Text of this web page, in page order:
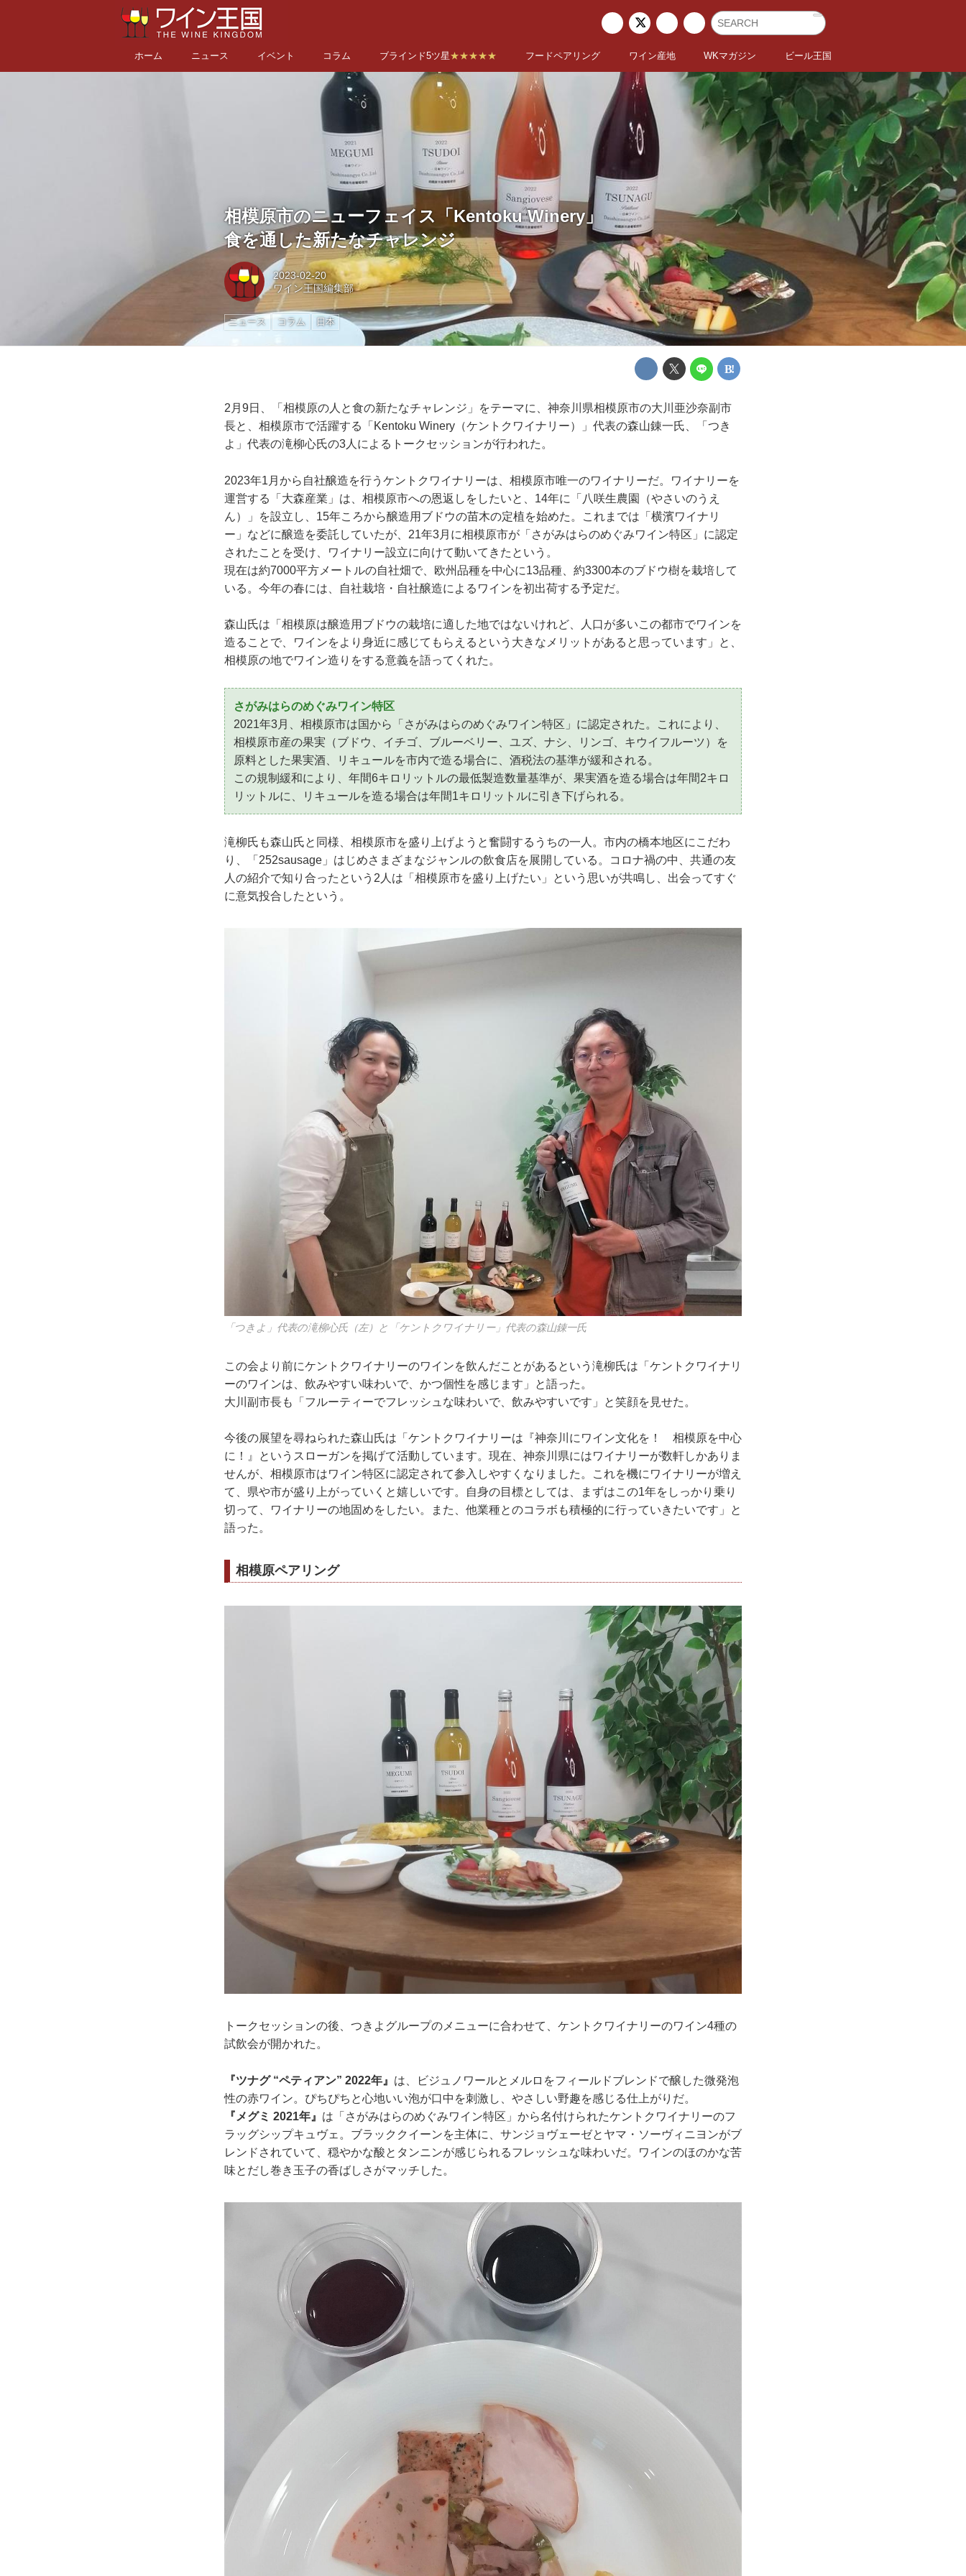
ホーム ニュース イベント コラム ブラインド5ツ星★★★★★ フードペアリング ワイン産地 WKマガジン ビール王国
相模原市のニューフェイス「Kentoku Winery」
食を通した新たなチャレンジ
2023-02-20
ワイン王国編集部
ニュース コラム 日本
2月9日、「相模原の人と食の新たなチャレンジ」をテーマに、神奈川県相模原市の大川亜沙奈副市
長と、相模原市で活躍する「Kentoku Winery（ケントクワイナリー）」代表の森山錬一氏、「つき
よ」代表の滝柳心氏の3人によるトークセッションが行われた。
2023年1月から自社醸造を行うケントクワイナリーは、相模原市唯一のワイナリーだ。ワイナリーを
運営する「大森産業」は、相模原市への恩返しをしたいと、14年に「八咲生農園（やさいのうえ
ん）」を設立し、15年ころから醸造用ブドウの苗木の定植を始めた。これまでは「横濱ワイナリ
ー」などに醸造を委託していたが、21年3月に相模原市が「さがみはらのめぐみワイン特区」に認定
されたことを受け、ワイナリー設立に向けて動いてきたという。
現在は約7000平方メートルの自社畑で、欧州品種を中心に13品種、約3300本のブドウ樹を栽培して
いる。今年の春には、自社栽培・自社醸造によるワインを初出荷する予定だ。
森山氏は「相模原は醸造用ブドウの栽培に適した地ではないけれど、人口が多いこの都市でワインを
造ることで、ワインをより身近に感じてもらえるという大きなメリットがあると思っています」と、
相模原の地でワイン造りをする意義を語ってくれた。
さがみはらのめぐみワイン特区
2021年3月、相模原市は国から「さがみはらのめぐみワイン特区」に認定された。これにより、
相模原市産の果実（ブドウ、イチゴ、ブルーベリー、ユズ、ナシ、リンゴ、キウイフルーツ）を
原料とした果実酒、リキュールを市内で造る場合に、酒税法の基準が緩和される。
この規制緩和により、年間6キロリットルの最低製造数量基準が、果実酒を造る場合は年間2キロ
リットルに、リキュールを造る場合は年間1キロリットルに引き下げられる。
滝柳氏も森山氏と同様、相模原市を盛り上げようと奮闘するうちの一人。市内の橋本地区にこだわ
り、「252sausage」はじめさまざまなジャンルの飲食店を展開している。コロナ禍の中、共通の友
人の紹介で知り合ったという2人は「相模原市を盛り上げたい」という思いが共鳴し、出会ってすぐ
に意気投合したという。
「つきよ」代表の滝柳心氏（左）と「ケントクワイナリー」代表の森山錬一氏
この会より前にケントクワイナリーのワインを飲んだことがあるという滝柳氏は「ケントクワイナリ
ーのワインは、飲みやすい味わいで、かつ個性を感じます」と語った。
大川副市長も「フルーティーでフレッシュな味わいで、飲みやすいです」と笑顔を見せた。
今後の展望を尋ねられた森山氏は「ケントクワイナリーは『神奈川にワイン文化を！ 相模原を中心
に！』というスローガンを掲げて活動しています。現在、神奈川県にはワイナリーが数軒しかありま
せんが、相模原市はワイン特区に認定されて参入しやすくなりました。これを機にワイナリーが増え
て、県や市が盛り上がっていくと嬉しいです。自身の目標としては、まずはこの1年をしっかり乗り
切って、ワイナリーの地固めをしたい。また、他業種とのコラボも積極的に行っていきたいです」と
語った。
相模原ペアリング
トークセッションの後、つきよグループのメニューに合わせて、ケントクワイナリーのワイン4種の
試飲会が開かれた。
『ツナグ “ペティアン” 2022年』 は、ビジュノワールとメルロをフィールドブレンドで醸した微発泡
性の赤ワイン。ぴちぴちと心地いい泡が口中を刺激し、やさしい野趣を感じる仕上がりだ。
『メグミ 2021年』 は「さがみはらのめぐみワイン特区」から名付けられたケントクワイナリーのフ
ラッグシップキュヴェ。ブラッククイーンを主体に、サンジョヴェーゼとヤマ・ソーヴィニヨンがブ
レンドされていて、穏やかな酸とタンニンが感じられるフレッシュな味わいだ。ワインのほのかな苦
味とだし巻き玉子の香ばしさがマッチした。